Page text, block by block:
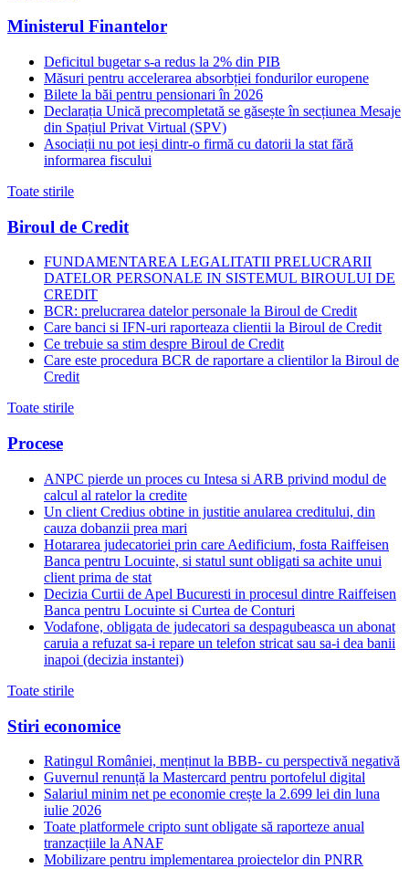
Ministerul Finantelor
Deficitul bugetar s-a redus la 2% din PIB
Măsuri pentru accelerarea absorbției fondurilor europene
Bilete la băi pentru pensionari în 2026
Declarația Unică precompletată se găsește în secțiunea Mesaje
din Spațiul Privat Virtual (SPV)
Asociații nu pot ieși dintr-o firmă cu datorii la stat fără
informarea fiscului
Toate stirile
Biroul de Credit
FUNDAMENTAREA LEGALITATII PRELUCRARII
DATELOR PERSONALE IN SISTEMUL BIROULUI DE
CREDIT
BCR: prelucrarea datelor personale la Biroul de Credit
Care banci si IFN-uri raporteaza clientii la Biroul de Credit
Ce trebuie sa stim despre Biroul de Credit
Care este procedura BCR de raportare a clientilor la Biroul de
Credit
Toate stirile
Procese
ANPC pierde un proces cu Intesa si ARB privind modul de
calcul al ratelor la credite
Un client Credius obtine in justitie anularea creditului, din
cauza dobanzii prea mari
Hotararea judecatoriei prin care Aedificium, fosta Raiffeisen
Banca pentru Locuinte, si statul sunt obligati sa achite unui
client prima de stat
Decizia Curtii de Apel Bucuresti in procesul dintre Raiffeisen
Banca pentru Locuinte si Curtea de Conturi
Vodafone, obligata de judecatori sa despagubeasca un abonat
caruia a refuzat sa-i repare un telefon stricat sau sa-i dea banii
inapoi (decizia instantei)
Toate stirile
Stiri economice
Ratingul României, menținut la BBB- cu perspectivă negativă
Guvernul renunță la Mastercard pentru portofelul digital
Salariul minim net pe economie crește la 2.699 lei din luna
iulie 2026
Toate platformele cripto sunt obligate să raporteze anual
tranzacțiile la ANAF
Mobilizare pentru implementarea proiectelor din PNRR